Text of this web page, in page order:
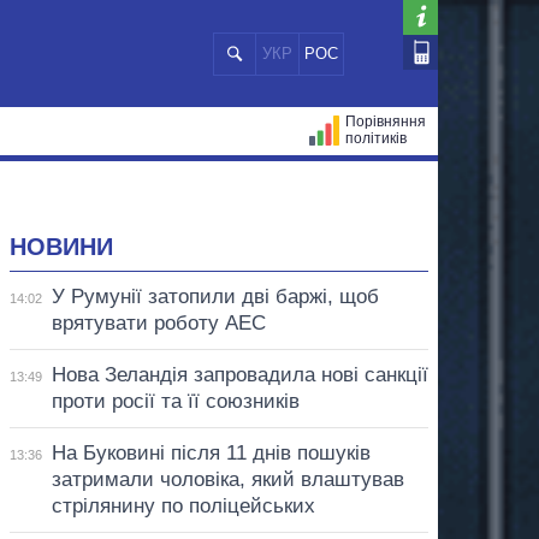
УКР РОС
Порівняння
політиків
НОВИНИ
14:02
У Румунії затопили дві баржі, щоб
врятувати роботу АЕС
13:49
Нова Зеландія запровадила нові санкції
проти росії та її союзників
13:36
На Буковині після 11 днів пошуків
затримали чоловіка, який влаштував
стрілянину по поліцейських